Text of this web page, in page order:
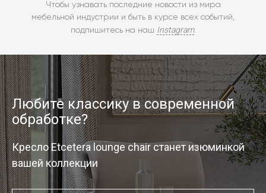
Чтобы узнавать последние новости из мира
мебельной индустрии и быть в курсе всех событий,
подпишитесь на наш Instagram.
Любите классику в современной
обработке?
Кресло Etcetera lounge chair станет изюминкой
вашей коллекции